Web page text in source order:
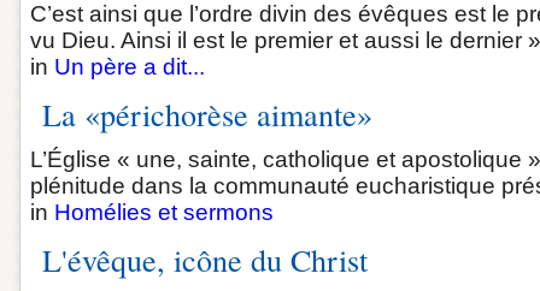
C’est ainsi que l’ordre divin des évêques est le
vu Dieu. Ainsi il est le premier et aussi le dernier
in Un père a dit...
La «périchorèse aimante»
L’Église « une, sainte, catholique et apostolique
plénitude dans la communauté eucharistique
in Homélies et sermons
L'évêque, icône du Christ